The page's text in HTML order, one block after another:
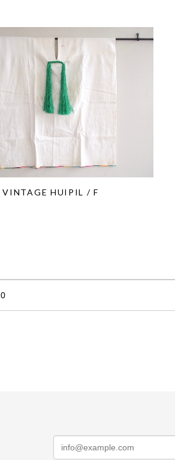
HUIPIL / F
0